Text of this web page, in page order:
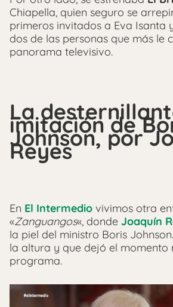
Chiapella, quien seguro se
primeros invitados a Eva Isanta
dos de las personas que más le
panorama televisivo.
La
imitación de
Johnson, por
Reyes
En El Intermedio vivimos otra
«Zanguangos«, donde Joaquín
la piel del ministro Boris
la altura y que dejó el momento
programa.